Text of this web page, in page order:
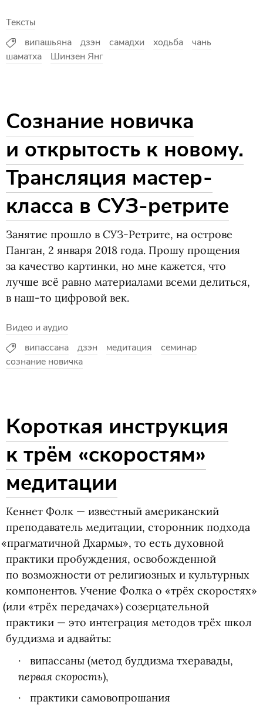
Тексты
випашьяна
дзэн самадхи ходьба
чань
шаматха
Шинзен Янг
Сознание новичка
и открытость к новому.
Трансляция мастер-
класса в СУЗ-ретрите
Занятие прошло в СУЗ-Ретрите, на острове
Панган, 2 января 2018 года. Прошу прощения
за качество картинки, но мне кажется, что
лучше всё равно материалами всеми делиться,
в наш-то цифровой век.
Видео и аудио
випассана
дзэн медитация
семинар
сознание новичка
Короткая инструкция
к трём «скоростям»
медитации
Кеннет Фолк — известный американский
преподаватель медитации, сторонник подхода
«прагматичной Дхармы», то есть духовной
практики пробуждения, освобожденной
по возможности от религиозных и культурных
компонентов. Учение Фолка о «трёх скоростях»
(или «трёх передачах») созерцательной
практики — это интеграция методов трёх школ
буддизма и адвайты:
випассаны (метод буддизма тхеравады,
первая скорость),
практики самовопрошания